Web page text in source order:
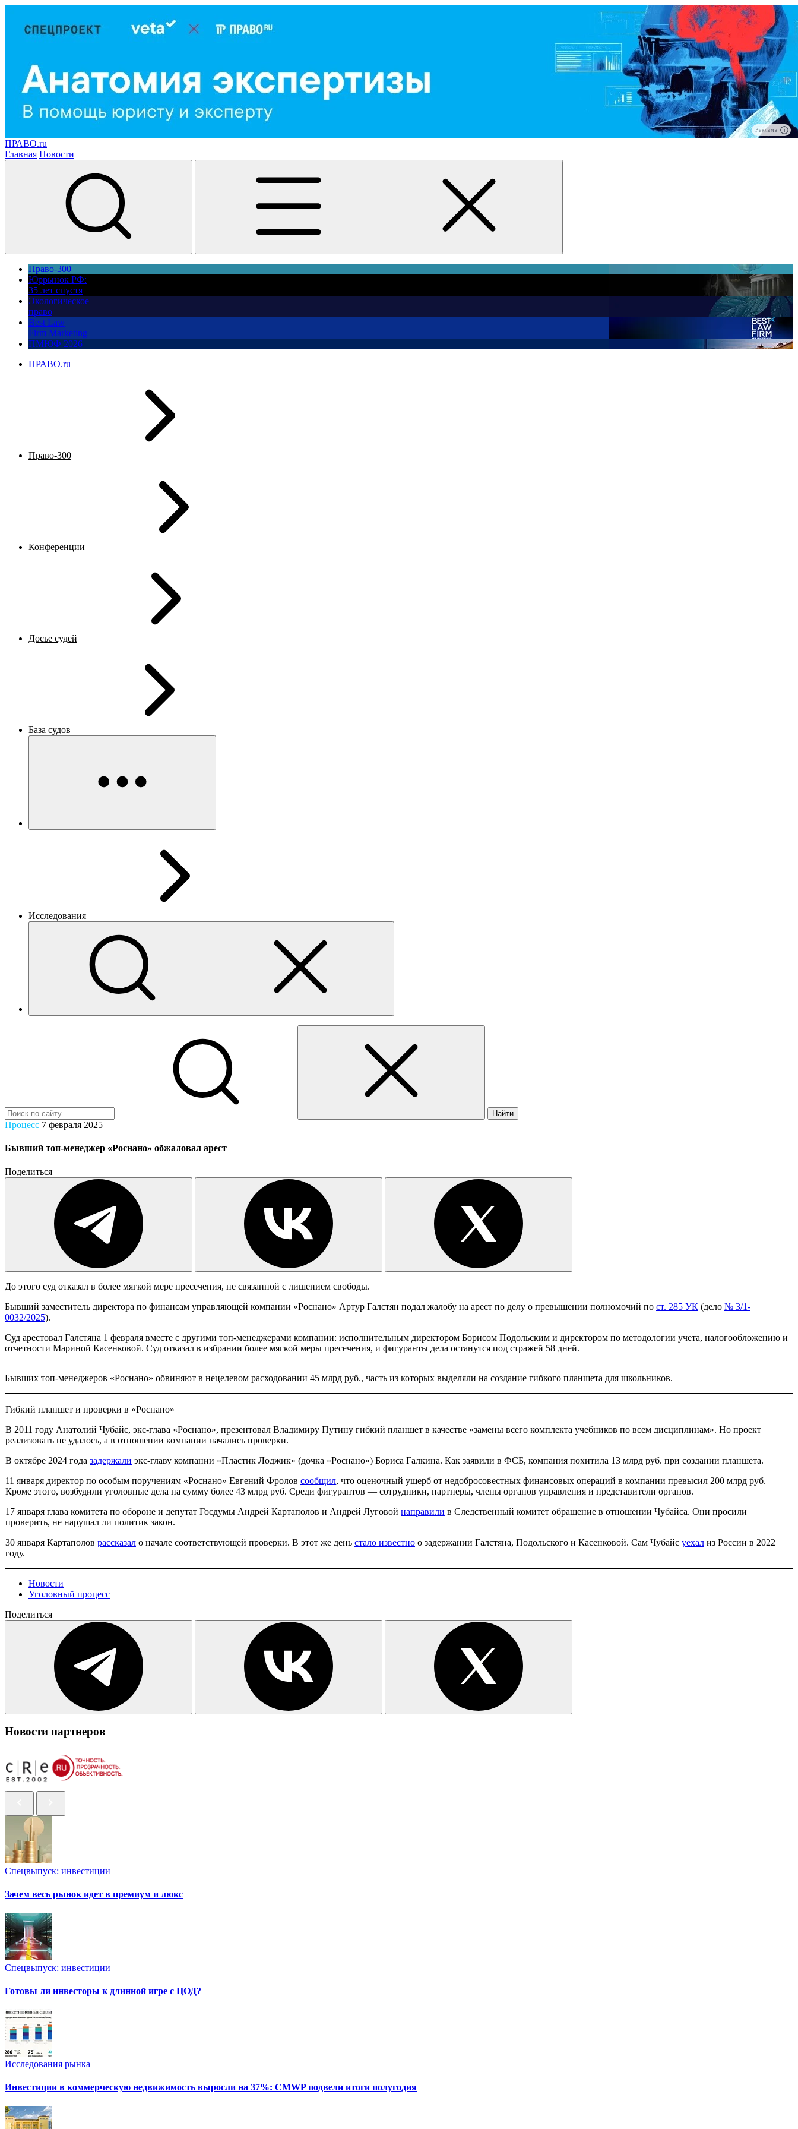
Реклама
ПРАВО.ru
Главная Новости
Право-300
Юррынок РФ:
35 лет спустя
Экологическое
право
Best Law
Firm Marketing
ПМЮФ 2026
ПРАВО.ru
Право-300
Конференции
Досье судей
База судов
Исследования
Найти
Процесс 7 февраля 2025
Бывший топ-менеджер «Роснано» обжаловал арест
Поделиться
До этого суд отказал в более мягкой мере пресечения, не связанной с лишением свободы.
Бывший заместитель директора по финансам управляющей компании «Роснано» Артур Галстян подал жалобу на арест по делу о превышении полномочий по ст. 285 УК (дело № 3/1-
0032/2025).
Суд арестовал Галстяна 1 февраля вместе с другими топ-менеджерами компании: исполнительным директором Борисом Подольским и директором по методологии учета, налогообложению и
отчетности Мариной Касенковой. Суд отказал в избрании более мягкой меры пресечения, и фигуранты дела останутся под стражей 58 дней.
Бывших топ-менеджеров «Роснано» обвиняют в нецелевом расходовании 45 млрд руб., часть из которых выделяли на создание гибкого планшета для школьников.
Гибкий планшет и проверки в «Роснано»
В 2011 году Анатолий Чубайс, экс-глава «Роснано», презентовал Владимиру Путину гибкий планшет в качестве «замены всего комплекта учебников по всем дисциплинам». Но проект
реализовать не удалось, а в отношении компании начались проверки.
В октябре 2024 года задержали экс-главу компании «Пластик Лоджик» (дочка «Роснано») Бориса Галкина. Как заявили в ФСБ, компания похитила 13 млрд руб. при создании планшета.
11 января директор по особым поручениям «Роснано» Евгений Фролов сообщил, что оценочный ущерб от недобросовестных финансовых операций в компании превысил 200 млрд руб.
Кроме этого, возбудили уголовные дела на сумму более 43 млрд руб. Среди фигурантов — сотрудники, партнеры, члены органов управления и представители органов.
17 января глава комитета по обороне и депутат Госдумы Андрей Картаполов и Андрей Луговой направили в Следственный комитет обращение в отношении Чубайса. Они просили
проверить, не нарушал ли политик закон.
30 января Картаполов рассказал о начале соответствующей проверки. В этот же день стало известно о задержании Галстяна, Подольского и Касенковой. Сам Чубайс уехал из России в 2022
году.
Новости
Уголовный процесс
Поделиться
Новости партнеров
Спецвыпуск: инвестиции
Зачем весь рынок идет в премиум и люкс
Спецвыпуск: инвестиции
Готовы ли инвесторы к длинной игре с ЦОД?
Исследования рынка
Инвестиции в коммерческую недвижимость выросли на 37%: CMWP подвели итоги полугодия